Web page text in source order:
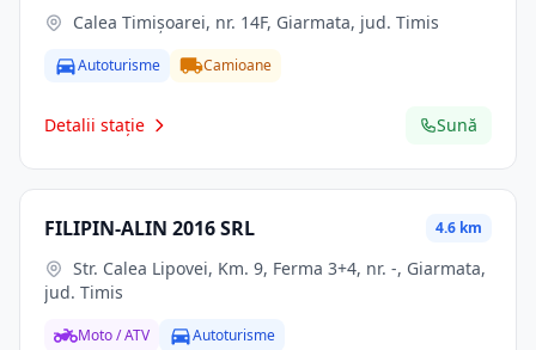
Calea Timișoarei, nr. 14F, Giarmata, jud. Timis
Autoturisme Camioane
Detalii stație Sună
FILIPIN-ALIN 2016 SRL 4.6 km
jud. Timis
Moto / ATV Autoturisme